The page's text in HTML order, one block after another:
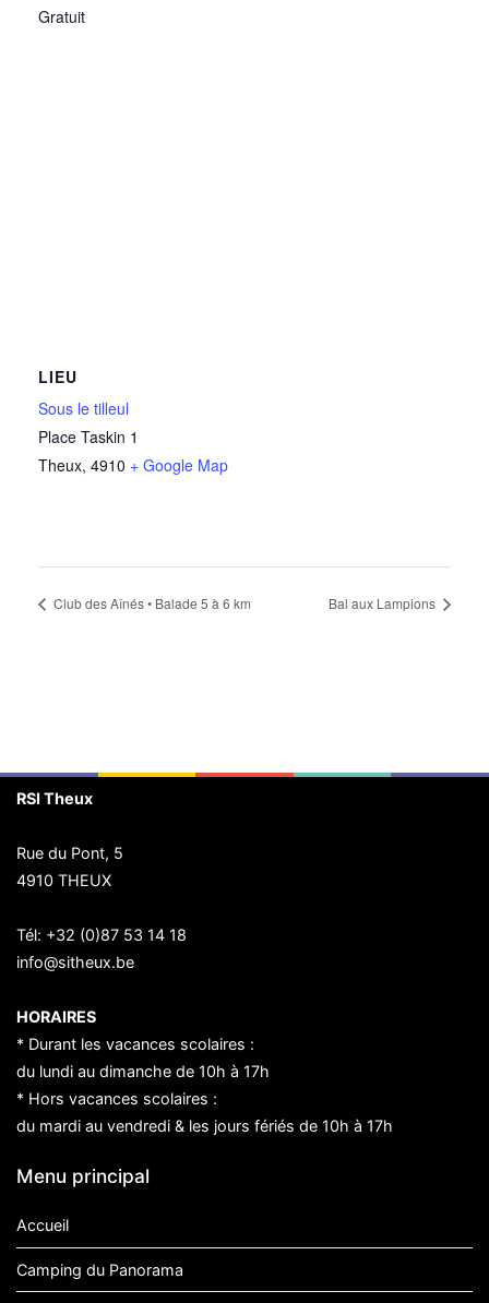
Gratuit
LIEU
Sous le tilleul
Place Taskin 1
Theux, 4910 + Google Map
Club des Aînés • Balade 5 à 6 km Bal aux Lampions
RSI Theux
Rue du Pont, 5
4910 THEUX
Tél: +32 (0)87 53 14 18
info@sitheux.be
HORAIRES
* Durant les vacances scolaires :
du lundi au dimanche de 10h à 17h
* Hors vacances scolaires :
du mardi au vendredi & les jours fériés de 10h à 17h
Menu principal
Accueil
Camping du Panorama